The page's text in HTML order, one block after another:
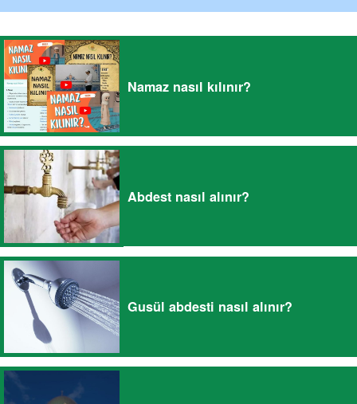
Namaz nasıl kılınır?
Abdest nasıl alınır?
Gusül abdesti nasıl alınır?